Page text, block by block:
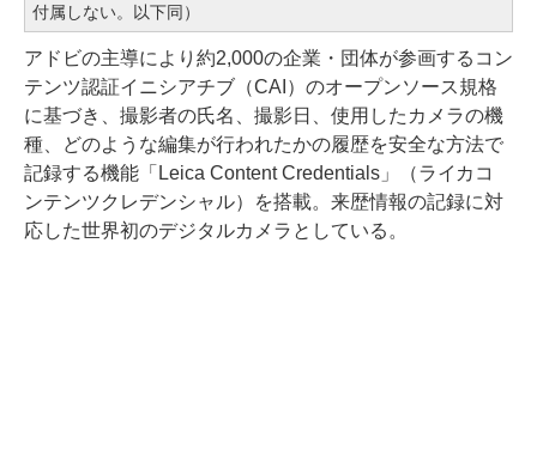
付属しない。以下同）
アドビの主導により約2,000の企業・団体が参画するコン
テンツ認証イニシアチブ（CAI）のオープンソース規格
に基づき、撮影者の氏名、撮影日、使用したカメラの機
種、どのような編集が行われたかの履歴を安全な方法で
記録する機能「Leica Content Credentials」（ライカコ
ンテンツクレデンシャル）を搭載。来歴情報の記録に対
応した世界初のデジタルカメラとしている。